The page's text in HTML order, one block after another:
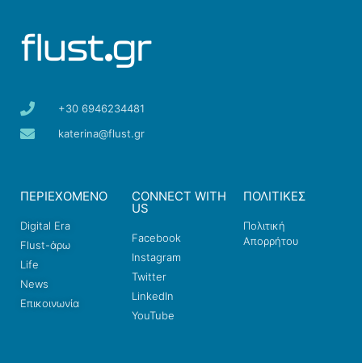
+30 6946234481
katerina@flust.gr
ΠΕΡΙΕΧΟΜΕΝΟ
Digital Era
Flust-άρω
Life
News
Επικοινωνία
CONNECT WITH
US
Facebook
Instagram
Twitter
LinkedIn
YouTube
ΠΟΛΙΤΙΚΕΣ
Πολιτική
Απορρήτου